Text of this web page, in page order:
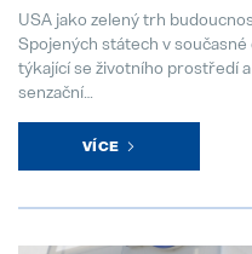
USA jako zelený trh
Spojených státech v
týkající se životního prostředí
senzační…
VÍCE